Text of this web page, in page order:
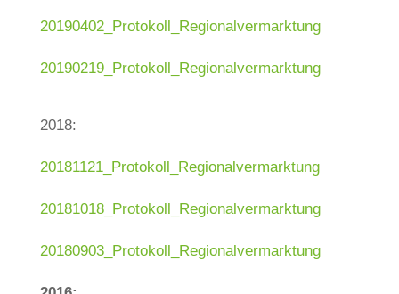
20190402_Protokoll_Regionalvermarktung
20190219_Protokoll_Regionalvermarktung
2018:
20181121_Protokoll_Regionalvermarktung
20181018_Protokoll_Regionalvermarktung
20180903_Protokoll_Regionalvermarktung